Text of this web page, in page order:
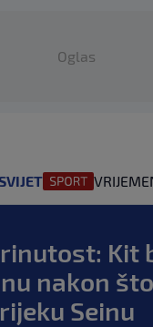
Oglas
VRIJEME
Kit
nakon
Seinu